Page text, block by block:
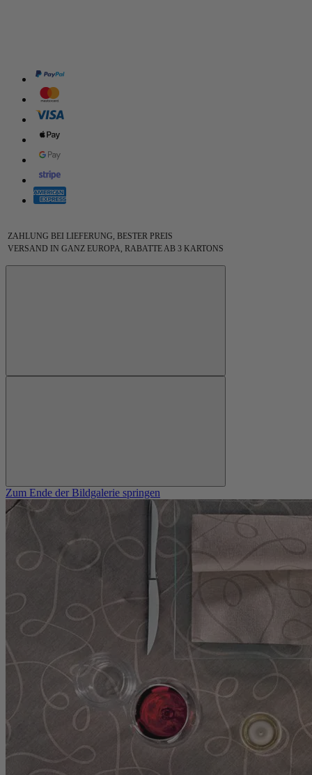
ZAHLUNG BEI LIEFERUNG, BESTER PREIS
VERSAND IN GANZ EUROPA, RABATTE AB 3 KARTONS
Zum Ende der Bildgalerie springen